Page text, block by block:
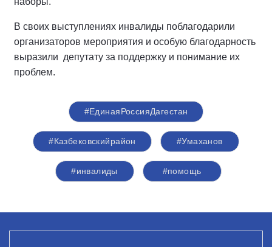
В своих выступлениях инвалиды поблагодарили
организаторов мероприятия и особую благодарность
выразили депутату за поддержку и понимание их
проблем.
#ЕдинаяРоссияДагестан
#Казбековскийрайон #Умаханов
#инвалиды #помощь